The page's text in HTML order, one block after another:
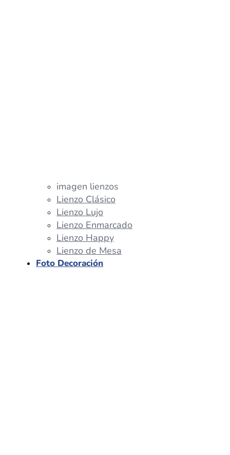
imagen lienzos
Lienzo Clásico
Lienzo Lujo
Lienzo Enmarcado
Lienzo Happy
Lienzo de Mesa
Foto Decoración